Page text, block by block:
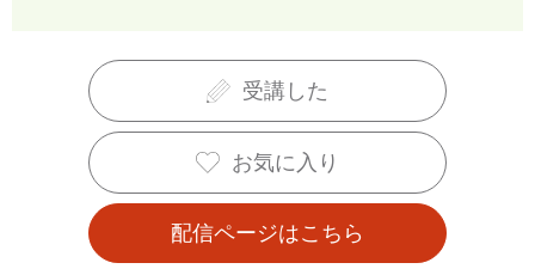
受講した
お気に入り
配信ページはこちら